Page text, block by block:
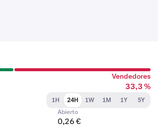
Vendedores
33,3 %
1H 24H 1W 1M 1Y
5Y
Abierto
0,26 €